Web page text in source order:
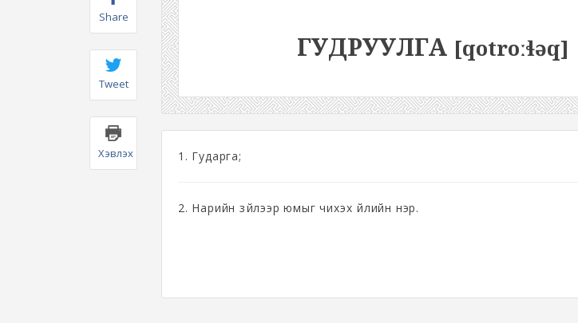
Share
Tweet
Хэвлэх
ГУДРУУЛГА [qotroːɬəq]
1. Гударга;
2. Нарийн зүйлээр юмыг чихэх үйлийн нэр.